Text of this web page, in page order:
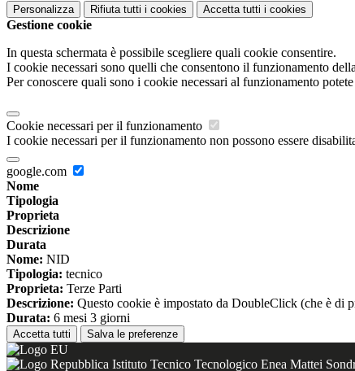
Personalizza Rifiuta tutti i cookies Accetta tutti i cookies
Gestione cookie
In questa schermata è possibile scegliere quali cookie consentire.
I cookie necessari sono quelli che consentono il funzionamento
Per conoscere quali sono i cookie necessari al funzionamento
Cookie necessari per il funzionamento
I cookie necessari per il funzionamento non possono essere
google.com
Nome
Tipologia
Proprieta
Descrizione
Durata
Nome: NID
Tipologia: tecnico
Proprieta: Terze Parti
Descrizione: Questo cookie è impostato da DoubleClick (che è di
Durata: 6 mesi 3 giorni
Accetta tutti Salva le preferenze
Istituto Tecnico Tecnologico Enea Mattei